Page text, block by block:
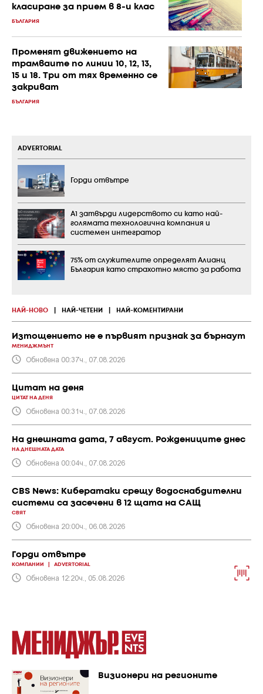
класиране за прием в 8-и клас
БЪЛГАРИЯ
Променят движението на
трамваите по линии 10, 12, 13,
15 и 18. Три от тях временно се
закриват
БЪЛГАРИЯ
НАЙ-НОВО НАЙ-ЧЕТЕНИ НАЙ-КОМЕНТИРАНИ
Изтощението не е първият признак за бърнаут
МЕНИДЖМЪНТ
Обновена 00:37ч., 07.08.2026
Цитат на деня
ЦИТАТ НА ДЕНЯ
Обновена 00:31ч., 07.08.2026
На днешната дата, 7 август. Рождениците днес
НА ДНЕШНАТА ДАТА
Обновена 00:04ч., 07.08.2026
CBS News: Кибератаки срещу водоснабдителни
системи са засечени в 12 щата на САЩ
СВЯТ
Обновена 20:00ч., 06.08.2026
Горди отвътре
КОМПАНИИ ADVERTORIAL
Обновена 12:20ч., 05.08.2026
ADVERTORIAL
Горди отвътре
А1 затвърди лидерството си като най-
голямата технологична компания и
системен интегратор
75% от служителите определят Алианц
България като страхотно място за работа
Визионери на регионите